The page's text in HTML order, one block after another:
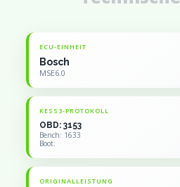
ECU-EINHEIT
Bosch
MSE6.0
KESS3-PROTOKOLL
OBD: 3153
Bench: 1633
Boot:
ORIGINALLEISTUNG